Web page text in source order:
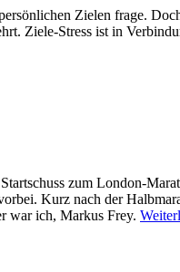
Zielen frage.
Ziele-Stress ist in
zum London-
Kurz nach der
war ich, Markus Frey.